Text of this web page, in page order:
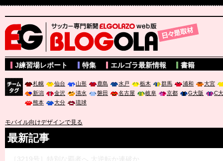
サッカー専門新聞ELGOLAZO web版 BLOGOLA
J練習場レポート 特集 エルゴラ最新情報 書籍
札幌 仙台 山形 鹿島 水戸 栃木 群馬 浦和
大宮
新潟
金沢 清水 磐田 名古屋 岐阜 京都 G大阪
C
熊本
大分 琉球
モバイル向けデザインで見る
最新記事
［3219号］特別な覇者へ 大逆転か連破か